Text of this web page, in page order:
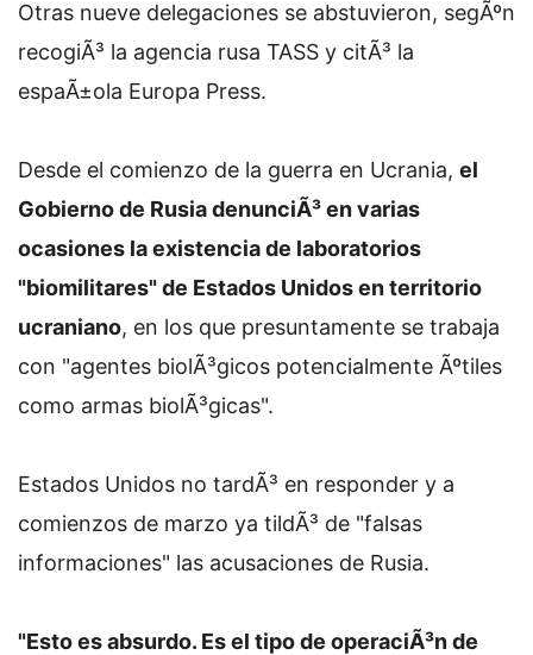
Otras nueve delegaciones se abstuvieron, segÃºn
recogiÃ³ la agencia rusa TASS y citÃ³ la
espaÃ±ola Europa Press.
Desde el comienzo de la guerra en Ucrania, el
Gobierno de Rusia denunciÃ³ en varias
ocasiones la existencia de laboratorios
"biomilitares" de Estados Unidos en territorio
ucraniano, en los que presuntamente se trabaja
con "agentes biolÃ³gicos potencialmente Ãºtiles
como armas biolÃ³gicas".
Estados Unidos no tardÃ³ en responder y a
comienzos de marzo ya tildÃ³ de "falsas
informaciones" las acusaciones de Rusia.
"Esto es absurdo. Es el tipo de operaciÃ³n de